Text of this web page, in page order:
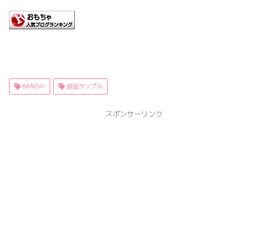
BANDAI 食品サンプル
スポンサーリンク